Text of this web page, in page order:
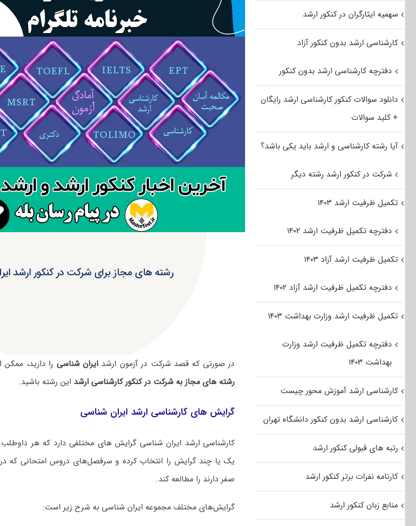
رشته های مجاز برای شرکت در کنکور ارشد
در صورتی که قصد شرکت در آزمون ارشدایران شناسی را دارید،
رشته های مجاز به شرکت در کنکور کارشناسی ارشد این رشته باشید.
گرایش های کارشناسی ارشد ایران شناسی
کارشناسی ارشد ایران شناسی گرایش های مختلفی دارد که هر
یک یا چند گرایش را انتخاب کرده و سرفصل‌های دروس امتحانی که در
صفر دارند را مطالعه کند.
گرایش‌های مختلف مجموعه ایران شناسی به شرح زیر است:
سهمیه ایثارگران در کنکور ارشد
کارشناسی ارشد بدون کنکور آزاد
دفترچه کارشناسی ارشد بدون کنکور
دانلود سوالات کنکور کارشناسی ارشد رایگان
+ کلید سوالات
آیا رشته کارشناسی و ارشد باید یکی باشد؟
شرکت در کنکور ارشد رشته دیگر
تکمیل ظرفیت ارشد ۱۴۰۳
دفترچه تکمیل ظرفیت ارشد ۱۴۰۲
تکمیل ظرفیت ارشد آزاد ۱۴۰۳
دفترچه تکمیل ظرفیت ارشد آزاد ۱۴۰۲
تکمیل ظرفیت ارشد وزارت بهداشت ۱۴۰۳
دفترچه تکمیل ظرفیت ارشد وزارت
بهداشت ۱۴۰۳
کارشناسی ارشد آموزش محور چیست
کارشناسی ارشد بدون کنکور دانشگاه تهران
رتبه های قبولی کنکور ارشد
کارنامه نفرات برتر کنکور ارشد
منابع زبان کنکور ارشد